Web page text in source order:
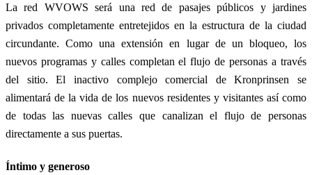
La red WVOWS será una red de pasajes públicos y jardines
privados completamente entretejidos en la estructura de la ciudad
circundante. Como una extensión en lugar de un bloqueo, los
nuevos programas y calles completan el flujo de personas a través
del sitio. El inactivo complejo comercial de Kronprinsen se
alimentará de la vida de los nuevos residentes y visitantes así como
de todas las nuevas calles que canalizan el flujo de personas
directamente a sus puertas.
Íntimo y generoso